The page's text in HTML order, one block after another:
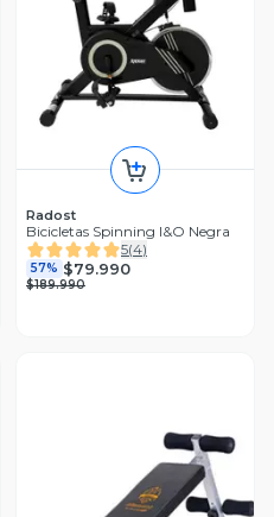
Radost
Bicicletas Spinning I&O Negra
5(4)
57% $79.990
$189.990